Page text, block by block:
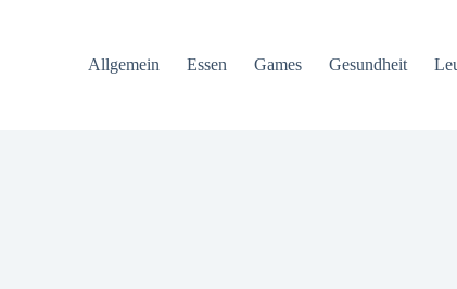
Allgemein
Essen Games Gesundheit